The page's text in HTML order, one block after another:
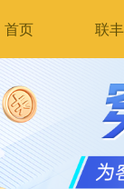
首页 联